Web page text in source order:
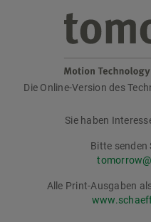
Die Online-Version des
Sie haben
Bitte senden
Alle Print-Ausgaben